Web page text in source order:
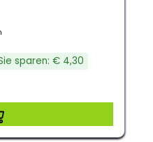
sparen: € 4,30